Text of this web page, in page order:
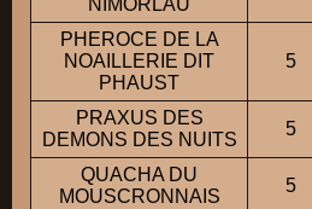
NIMORLAU
PHEROCE DE LA
NOAILLERIE DIT
PHAUST
5
PRAXUS DES
DEMONS DES NUITS
5
QUACHA DU
MOUSCRONNAIS
5